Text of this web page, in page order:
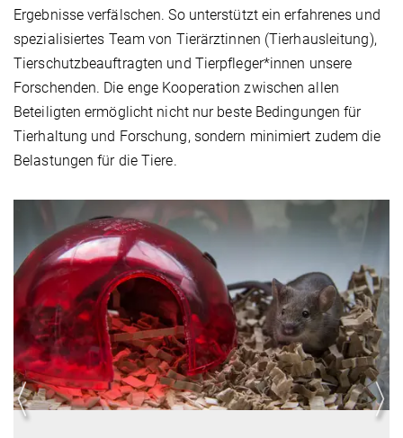
Ergebnisse verfälschen. So unterstützt ein erfahrenes und
spezialisiertes Team von Tierärztinnen (Tierhausleitung),
Tierschutzbeauftragten und Tierpfleger*innen unsere
Forschenden. Die enge Kooperation zwischen allen
Beteiligten ermöglicht nicht nur beste Bedingungen für
Tierhaltung und Forschung, sondern minimiert zudem die
Belastungen für die Tiere.